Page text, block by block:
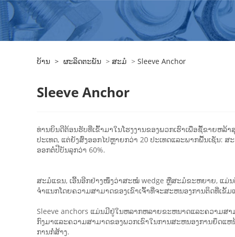
ບ້ານ > ຜະລິດຕະພັນ > ສະມໍ > Sleeve Anchor
Sleeve Anchor
ທ່ານຍິນດີຕ້ອນຮັບທີ່ເຂົ້າມາໃນໂຮງງານຂອງພວກເຮົາເພື່ອຊື້ຂາຍຫລ້
ປະເທດ, ແຕ່ຍັງສົ່ງອອກໄປຫຼາຍກວ່າ 20 ປະເທດແລະພາກພື້ນເຊັ່ນ:
ອອກ​ຕໍ່​ປີ​ບັນລຸ​ກວ່າ 60%.
ສະມໍແຂນ, ເອີ້ນອີກຢ່າງໜຶ່ງວ່າສະໝໍ wedge ຫຼືສະມໍຂະຫຍາຍ, ແມ່
ຈໍາແນກໂດຍຄວາມສາມາດຂອງເຂົາເຈົ້າທີ່ຈະສະຫນອງການຕິດທີ່ເຂັ້
Sleeve anchors ແມ່ນມີຢູ່ໃນຫລາກຫລາຍຂະຫນາດແລະຄວາມສ
ກົງມາແລະຄວາມສາມາດຂອງພວກເຂົາໃນການສະຫນອງການຍຶດແ
ການກໍ່ສ້າງ.